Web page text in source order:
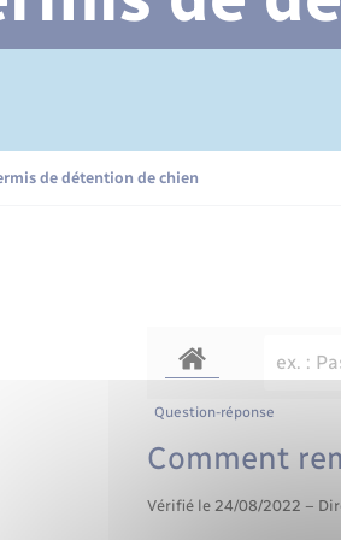
d’identité
de détention de chien
Question-réponse
Comment
Vérifié le 24/08/2022 –